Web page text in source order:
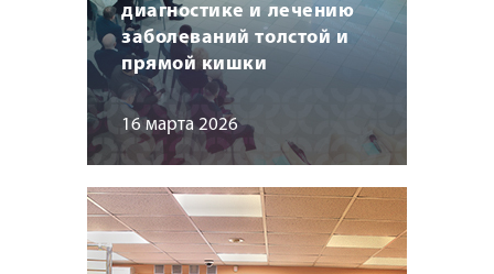
диагностике и лечению
заболеваний толстой и
прямой кишки
16 марта 2026